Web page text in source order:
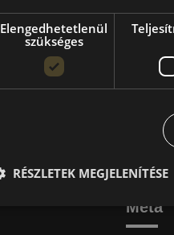
Meta
Elengedhetetlenül
szükséges
RÉSZLETEK MEGJELENÍTÉSE